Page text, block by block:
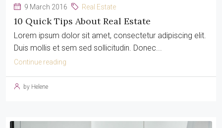
9 March 2016 Real Estate
10 Quick Tips About Real Estate
Lorem ipsum dolor sit amet, consectetur adipiscing elit.
Duis mollis et sem sed sollicitudin. Donec...
Continue reading
by Helene